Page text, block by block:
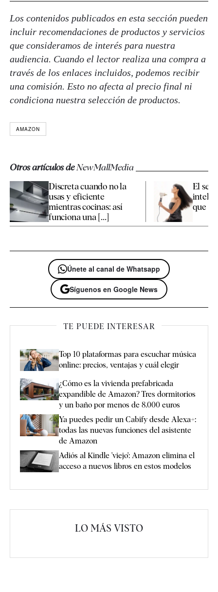
Los contenidos publicados en esta sección pueden
incluir recomendaciones de productos y servicios
que consideramos de interés para nuestra
audiencia. Cuando el lector realiza una compra a
través de los enlaces incluidos, podemos recibir
una comisión. Esto no afecta al precio final ni
condiciona nuestra selección de productos.
AMAZON
Otros artículos deNewMallMedia
Discreta cuando no la
usas y eficiente
mientras cocinas: así
funciona una [...]
El
que sí
Únete al canal de Whatsapp
Síguenos en Google News
TE PUEDE INTERESAR
Top 10 plataformas para escuchar música
online: precios, ventajas y cuál elegir
¿Cómo es la vivienda prefabricada
expandible de Amazon? Tres dormitorios
y un baño por menos de 8.000 euros
Ya puedes pedir un Cabify desde Alexa+:
todas las nuevas funciones del asistente
de Amazon
Adiós al Kindle 'viejo': Amazon elimina el
acceso a nuevos libros en estos modelos
LO MÁS VISTO